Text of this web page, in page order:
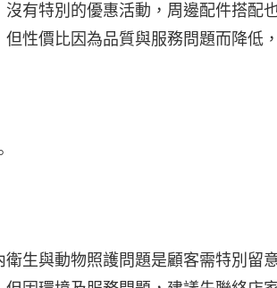
有特別的優惠活動，周邊配件搭配
性價比因為品質與服務問題而降低
生與動物照護問題是顧客需特別留